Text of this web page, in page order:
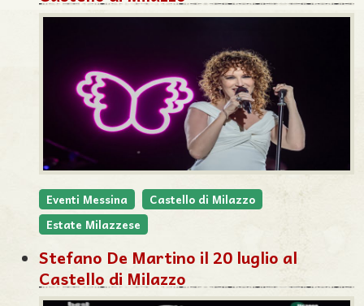
Eventi Messina
Castello di Milazzo
Estate Milazzese
Stefano De Martino il 20 luglio al
Castello di Milazzo